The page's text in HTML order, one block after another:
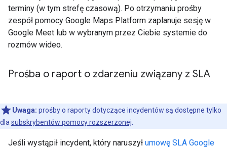
terminy (w tym strefę czasową). Po otrzymaniu prośby
zespół pomocy Google Maps Platform zaplanuje sesję w
Google Meet lub w wybranym przez Ciebie systemie do
rozmów wideo.
Prośba o raport o zdarzeniu związany z SLA
Uwaga: prośby o raporty dotyczące incydentów są dostępne tylko
dla subskrybentów pomocy rozszerzonej
Jeśli wystąpił incydent, który naruszył umowę SLA Google